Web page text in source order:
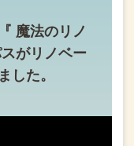
『 魔法のリノ
がリノベー
した。